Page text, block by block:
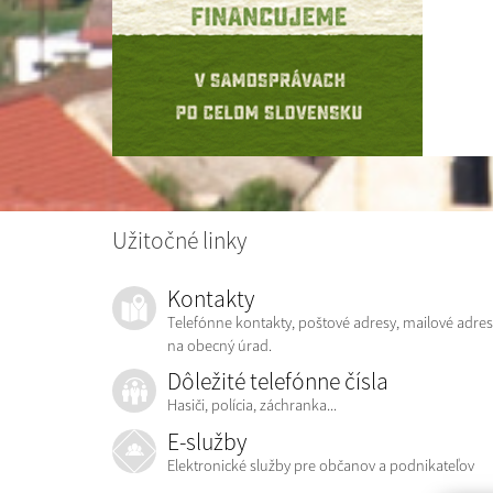
Užitočné linky
Kontakty
Telefónne kontakty, poštové adresy, mailové
na obecný úrad.
Dôležité telefónne čísla
Hasiči, polícia, záchranka...
E-služby
Elektronické služby pre občanov a podnikateľov